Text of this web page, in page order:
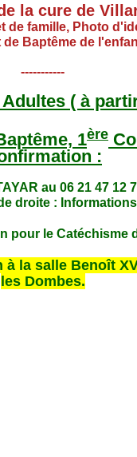
la cure de
de famille, Photo
de Baptême de
-----------
( à
1ère
:
au 06 21 47 12
droite :
pour le Catéchisme
à la salle Benoît
les Dombes.